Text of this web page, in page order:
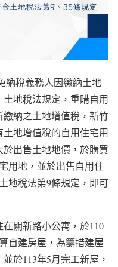
納稅義務人因繳納土地
地稅法規定，重購自用
納之土地增值稅，新竹
地增值稅的自用住宅用
出售土地地價，於購買
用地，並於出售自用住
地稅法第9條規定，即可
關新路小公寓，於110
自建房屋，為籌措建屋
於113年5月完工新屋，